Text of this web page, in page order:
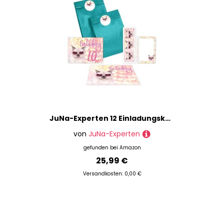
JuNa-Experten 12 Einladungskarten zum 10. Kindergeburtstag Mädchen Katze Tiere Einladung zehnte Geburtstag incl. 12 Umschläge, 12 Partytüten/rosa, 12 Aufkleber, 12 Lesezeichen, 12 Mini-Notizblöcke
von JuNa-Experten
gefunden bei Amazon
25,99 €
Versandkosten: 0,00 €